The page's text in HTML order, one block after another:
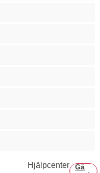
Hjälpcenter
Gå